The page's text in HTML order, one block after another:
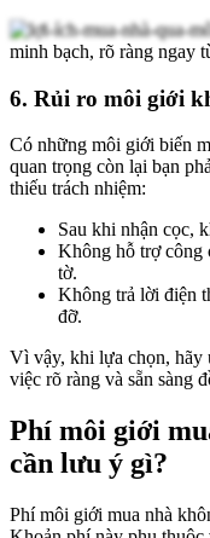
minh bạch, rõ ràng ngay
6. Rủi ro môi giới
Có những môi giới biến
quan trọng còn lại bạn
thiếu trách nhiệm:
Sau khi nhận cọc,
Không hỗ trợ công
tờ.
Không trả lời điện
đỡ.
Vì vậy, khi lựa chọn, hãy
việc rõ ràng và sẵn sàng
Phí môi giới
cần lưu ý gì?
Phí môi giới mua nhà